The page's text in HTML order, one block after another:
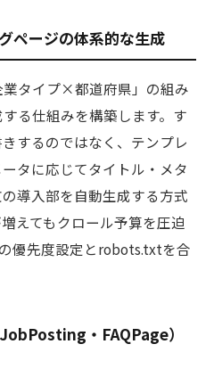
ページの体系的な生成
業タイプ×都道府県」の組み
る仕組みを構築します。す
するのではなく、テンプレ
タに応じてタイトル・メタ
導入部を自動生成する方式
えてもクロール予算を圧迫
優先度設定とrobots.txtを合
・FAQPage）